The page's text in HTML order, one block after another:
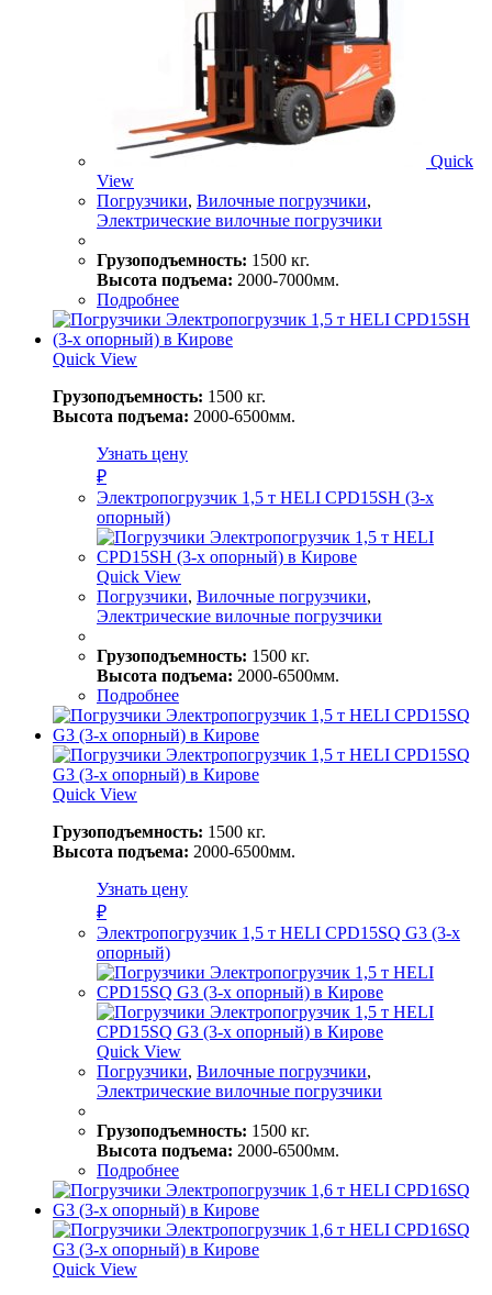
Quick
View
Погрузчики, Вилочные погрузчики,
Электрические вилочные погрузчики
Грузоподъемность: 1500 кг.
Высота подъема: 2000-7000мм.
Подробнее
Quick View
Грузоподъемность: 1500 кг.
Высота подъема: 2000-6500мм.
Узнать цену
₽
Электропогрузчик 1,5 т HELI CPD15SH (3-х
опорный)
Quick View
Погрузчики, Вилочные погрузчики,
Электрические вилочные погрузчики
Грузоподъемность: 1500 кг.
Высота подъема: 2000-6500мм.
Подробнее
Quick View
Грузоподъемность: 1500 кг.
Высота подъема: 2000-6500мм.
Узнать цену
₽
Электропогрузчик 1,5 т HELI CPD15SQ G3 (3-х
опорный)
Quick View
Погрузчики, Вилочные погрузчики,
Электрические вилочные погрузчики
Грузоподъемность: 1500 кг.
Высота подъема: 2000-6500мм.
Подробнее
Quick View